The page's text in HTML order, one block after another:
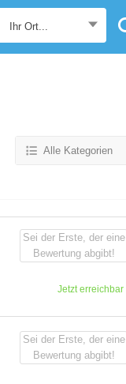
Ihr Ort...
Alle Kategorien
Jetzt erreichbar
Sei der Erste, der eine
Bewertung abgibt!
Sei der Erste, der eine
Bewertung abgibt!